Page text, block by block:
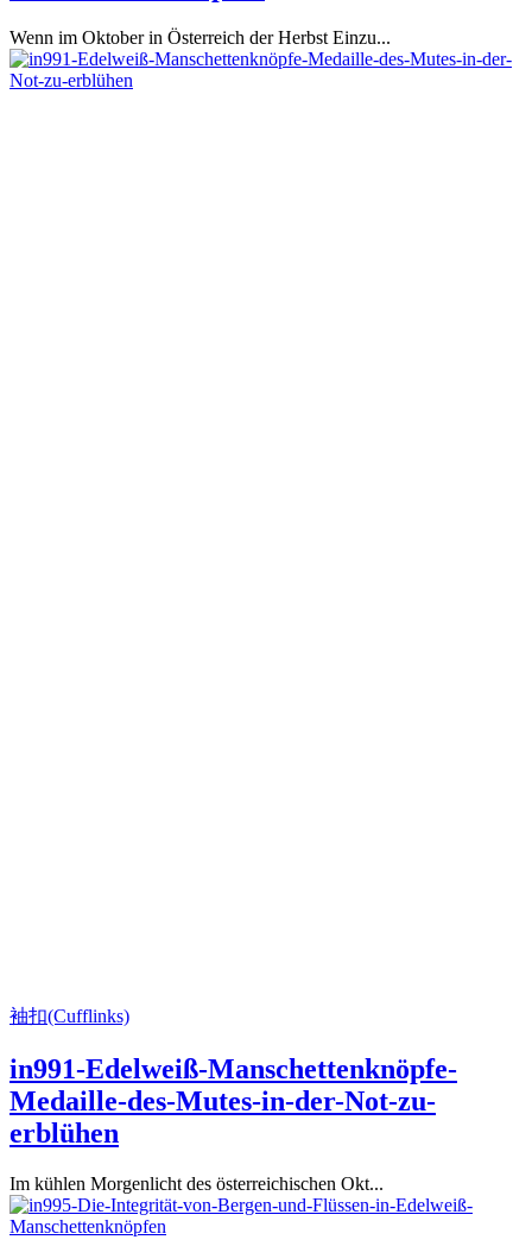
Wenn im Oktober in Österreich der Herbst Einzu...
袖扣(Cufflinks)
in991-Edelweiß-Manschettenknöpfe-
Medaille-des-Mutes-in-der-Not-zu-
erblühen
Im kühlen Morgenlicht des österreichischen Okt...